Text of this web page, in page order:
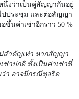
นึ่งว่าเป็นคู่สัญญากันอยู่
ปประชุม และต่อสัญญา
ขึ้นค่าเช่าอีกราว 50 %
ม่สำคัญเท่า หากสัญญา
ช่าปกติ ทั้งเป็นค่าเช่าที่
ว่า อาจมีกรณีทุจริต